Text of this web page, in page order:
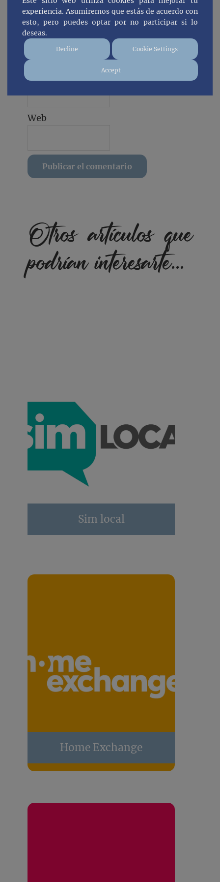
Nombre
Correo electrónico*
Web
Otros artículos que
podrían interesarte...
Sim local
Home Exchange
experiencia. Asumiremos que estás de acuerdo con
esto, pero puedes optar por no participar si lo
deseas.
Decline Cookie Settings
Accept